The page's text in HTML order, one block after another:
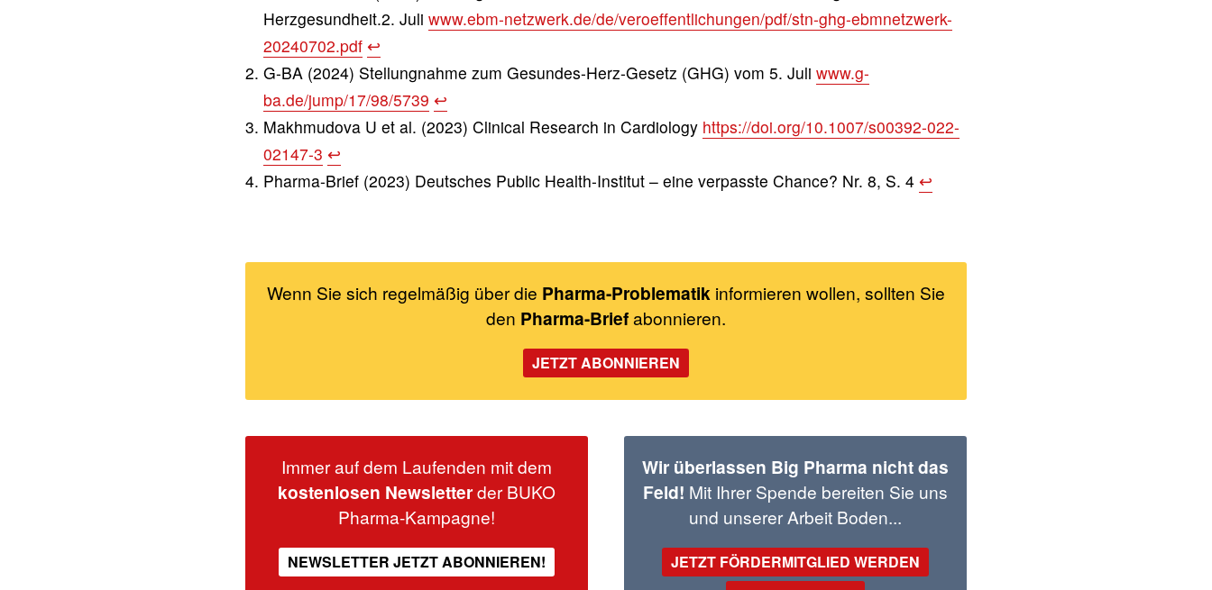
Herzgesundheit.2. Juli www.ebm-netzwerk.de/de/veroeffentlichungen/pdf/stn-ghg-ebmnetzwerk-
20240702.pdf ↩︎
G-BA (2024) Stellungnahme zum Gesundes-Herz-Gesetz (GHG) vom 5. Juli www.g-
ba.de/jump/17/98/5739 ↩︎
Makhmudova U et al. (2023) Clinical Research in Cardiology https://doi.org/10.1007/s00392-022-
02147-3 ↩︎
Pharma-Brief (2023) Deutsches Public Health-Institut – eine verpasste Chance? Nr. 8, S. 4 ↩︎
Wenn Sie sich regelmäßig über die Pharma-Problematik informieren wollen, sollten Sie
den Pharma-Briefabonnieren.
JETZT ABONNIEREN
Immer auf dem Laufenden mit dem
kostenlosen Newsletterder BUKO
Pharma-Kampagne!
NEWSLETTER JETZT ABONNIEREN!
Wir überlassen Big Pharma nicht das
Feld! Mit Ihrer Spende bereiten Sie uns
und unserer Arbeit Boden...
JETZT FÖRDERMITGLIED WERDEN